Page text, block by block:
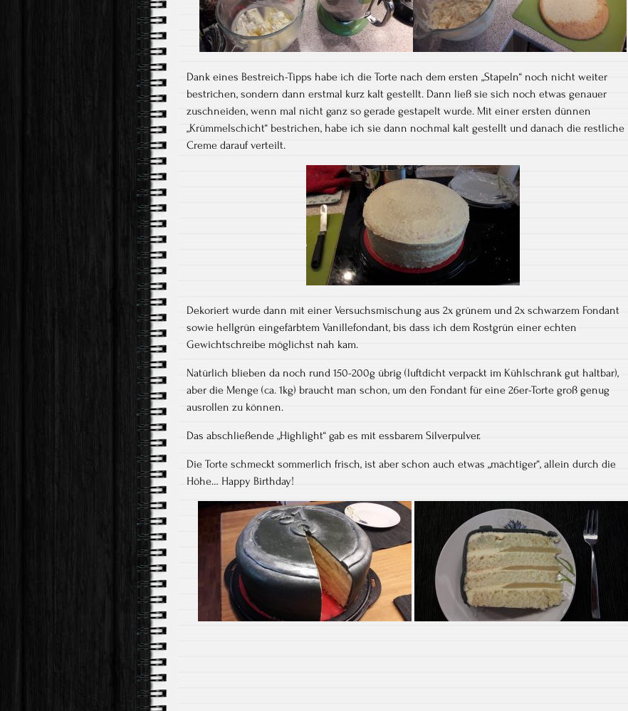
Dank eines Bestreich-Tipps habe ich die Torte nach dem ersten „Stapeln“ noch nicht weiter
bestrichen, sondern dann erstmal kurz kalt gestellt. Dann ließ sie sich noch etwas genauer
zuschneiden, wenn mal nicht ganz so gerade gestapelt wurde. Mit einer ersten dünnen
„Krümmelschicht“ bestrichen, habe ich sie dann nochmal kalt gestellt und danach die restliche
Creme darauf verteilt.
Dekoriert wurde dann mit einer Versuchsmischung aus 2x grünem und 2x schwarzem Fondant
sowie hellgrün eingefärbtem Vanillefondant, bis dass ich dem Rostgrün einer echten
Gewichtschreibe möglichst nah kam.
Natürlich blieben da noch rund 150-200g übrig (luftdicht verpackt im Kühlschrank gut haltbar),
aber die Menge (ca. 1kg) braucht man schon, um den Fondant für eine 26er-Torte groß genug
ausrollen zu können.
Das abschließende „Highlight“ gab es mit essbarem Silverpulver.
Die Torte schmeckt sommerlich frisch, ist aber schon auch etwas „mächtiger“, allein durch die
Höhe… Happy Birthday!